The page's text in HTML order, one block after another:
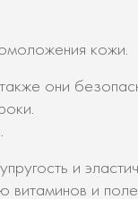
кожи.
они
и
и